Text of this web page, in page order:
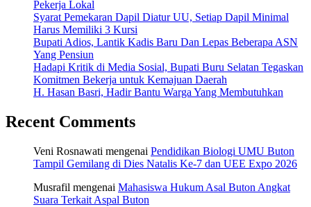
Pekerja Lokal
Syarat Pemekaran Dapil Diatur UU, Setiap Dapil Minimal
Harus Memiliki 3 Kursi
Bupati Adios, Lantik Kadis Baru Dan Lepas Beberapa ASN
Yang Pensiun
Hadapi Kritik di Media Sosial, Bupati Buru Selatan Tegaskan
Komitmen Bekerja untuk Kemajuan Daerah
H. Hasan Basri, Hadir Bantu Warga Yang Membutuhkan
Recent Comments
Veni Rosnawati mengenai Pendidikan Biologi UMU Buton
Tampil Gemilang di Dies Natalis Ke-7 dan UEE Expo 2026
Musrafil mengenai Mahasiswa Hukum Asal Buton Angkat
Suara Terkait Aspal Buton